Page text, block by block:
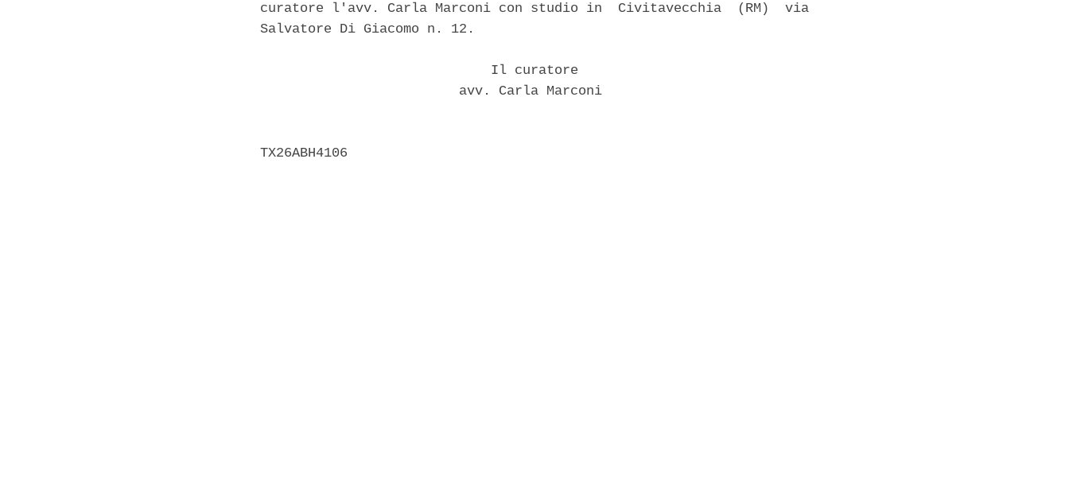
curatore l'avv. Carla Marconi con studio in  Civitavecchia  (RM)  via
Salvatore Di Giacomo n. 12.
                             Il curatore
                         avv. Carla Marconi